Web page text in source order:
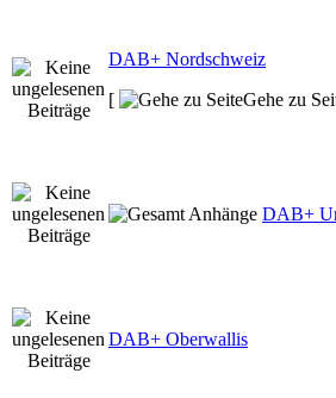
DAB+ Nordschweiz
[
Gehe zu
DAB+
DAB+ Oberwallis